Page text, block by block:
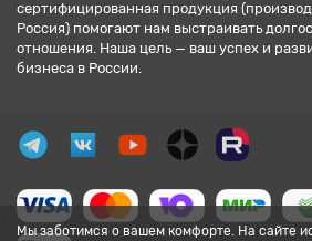
Мы заботимся о вашем комфорте. На сайте
сертифицированная продукция
Россия) помогают нам выстраивать
отношения. Наша цель — ваш успех и
бизнеса в России.